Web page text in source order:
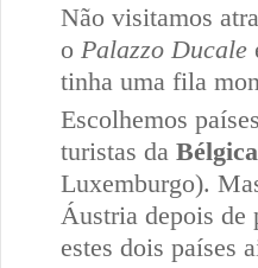
Não visitamos
o Palazzo Ducale
tinha uma fila
Escolhemos
turistas da Bélgica
Luxemburgo).
Áustria depois de
estes dois países